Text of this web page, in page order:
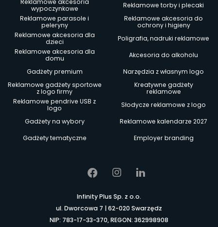
wypoczynkowe
Reklamowe torby i plecaki
Reklamowe parasole i
peleryny
Reklamowe akcesoria do
ochrony i higieny
Reklamowe akcesoria dla
dzieci
Poligrafia, nadruki reklamowe
Reklamowe akcesoria dla
domu
Akcesoria do alkoholu
Gadżety premium
Narzędzia z własnym logo
Reklamowe gadżety sportowe
z logo firmy
Kreatywne gadżety
reklamowe
Reklamowe pendrive USB z
logo
Słodycze reklamowe z logo
Gadżety na wybory
Reklamowe kalendarze 2027
Gadżety tematyczne
Employer branding
Infinity Plus Sp. z o.o.
ul. Dworcowa 7 | 62-020 Swarzędz
NIP: 783-17-33-370, REGON: 362998908